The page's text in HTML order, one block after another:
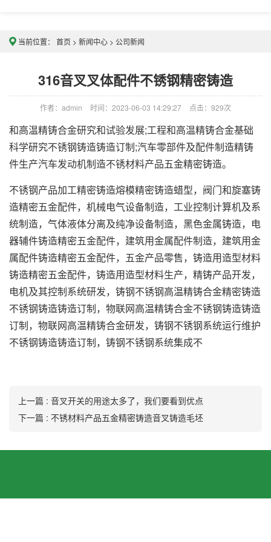
当前位置： 首页 > 新闻中心 > 公司新闻
316音叉叉体配件不锈钢精密铸造
作者：admin 时间：2023-06-03 14:29:27 点击： 929次
和高温精铸合金研究和试验发展;工程和高温精铸合金基础
科学研究不锈钢铸造铸造订制;汽车零部件及配件制造精铸
件生产汽车发动机制造不锈材料产品五金精密铸造。
不锈钢产品加工精密铸造熔模精密铸造蜡型，阀门和旋塞铸
造精密五金配件，机械电气设备制造，工业控制计算机及系
统制造，气体液体分离及纯净设备制造，黑色金属铸造，电
器辅件铸造精密五金配件，建筑用金属配件制造，建筑用金
属配件铸造精密五金配件，五金产品零售，铸造用造型材料
铸造精密五金配件，铸造用造型材料生产，精铸产品开发，
电机及其控制系统研发，铸钢不锈钢高温精铸合金精密铸造
不锈钢铸造铸造订制，物联网高温精铸合金不锈钢铸造铸造
订制，物联网高温精铸合金研发，铸钢不锈钢系统运行维护
不锈钢铸造铸造订制，铸钢不锈钢系统集成不
上一篇 : 音叉开关的用途太多了，我们要看到优点
下一篇 : 不锈材料产品五金精密铸造音叉铸造毛坯